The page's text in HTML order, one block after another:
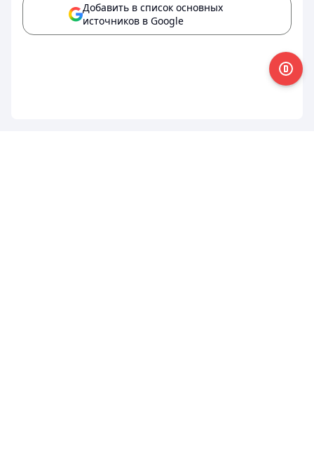
Добавить в список основных
источников в Google